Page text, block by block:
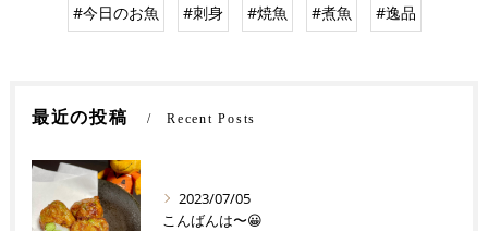
#今日のお魚 #刺身 #焼魚 #煮魚 #逸品
最近の投稿 Recent Posts
2023/07/05
こんばんは〜😀